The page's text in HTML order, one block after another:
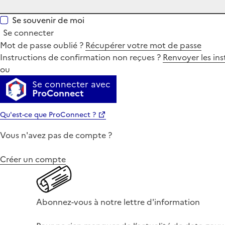
Se souvenir de moi
Se connecter
Mot de passe oublié ? Récupérer votre mot de passe
Instructions de confirmation non reçues ? Renvoyer les
ou
Se connecter avec
ProConnect
Qu'est-ce que ProConnect ?
Vous n'avez pas de compte ?
Créer un compte
Abonnez-vous à notre lettre d'information